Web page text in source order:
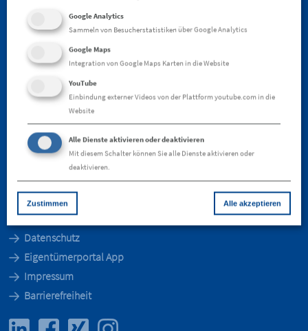
Finanzieren
Karriere
Über uns
Stark im Verbund
Geschäftsleitung
Die Immobiliengruppe Rhein-Neckar
Kontakt
Kundenzufriedenheit
Kontaktformular
Ihre Ansprechpartner
Datenschutz
Eigentümerportal App
Impressum
Barrierefreiheit
Google Analytics
Sammeln von Besucherstatistiken über Google Analytics
Google Maps
Integration von Google Maps Karten in die Website
YouTube
Einbindung externer Videos von der Plattform youtube.com in die
Website
Alle Dienste aktivieren oder deaktivieren
Mit diesem Schalter können Sie alle Dienste aktivieren oder
deaktivieren.
Zustimmen Alle akzeptieren